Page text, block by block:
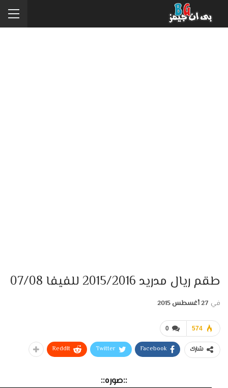
طقم ريال مدريد 2015/2016 للفيفا 07/08
في 27 أغسطس 2015
0 574
شارك Facebook
Twitter
ReddIt
::صوره::